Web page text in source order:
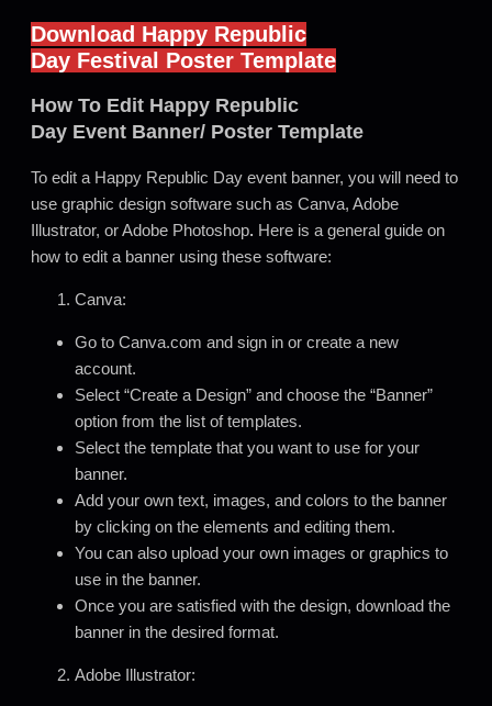
Download Happy Republic
Day Festival Poster Template
How To Edit Happy Republic
Day Event Banner/ Poster Template
To edit a Happy Republic Day event banner, you will need to
use graphic design software such as Canva, Adobe
Illustrator, or Adobe Photoshop. Here is a general guide on
how to edit a banner using these software:
Canva:
Go to Canva.com and sign in or create a new
account.
Select “Create a Design” and choose the “Banner”
option from the list of templates.
Select the template that you want to use for your
banner.
Add your own text, images, and colors to the banner
by clicking on the elements and editing them.
You can also upload your own images or graphics to
use in the banner.
Once you are satisfied with the design, download the
banner in the desired format.
Adobe Illustrator: